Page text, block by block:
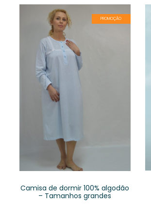
PROMOÇÃO
Camisa de dormir 100% algodão
– Tamanhos grandes